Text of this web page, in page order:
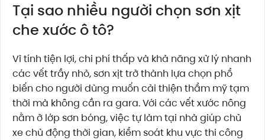
Tại sao nhiều người chọn sơn xịt
che xước ô tô?
Vì tính tiện lợi, chi phí thấp và khả năng xử lý nhanh
các vết trầy nhỏ, sơn xịt trở thành lựa chọn phổ
biến cho người dùng muốn cải thiện thẩm mỹ tạm
thời mà không cần ra gara. Với các vết xước nông
nằm ở lớp sơn bóng, việc tự làm tại nhà giúp chủ
xe chủ động thời gian, kiểm soát khu vực thi công